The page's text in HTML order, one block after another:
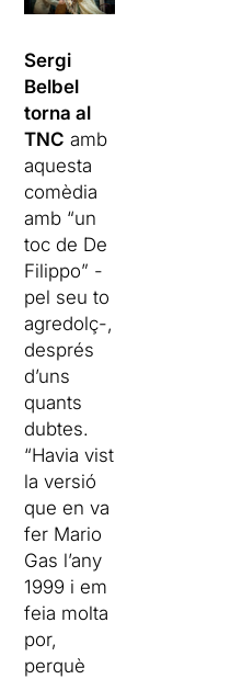
Sergi
Belbel
torna al
TNC amb
aquesta
comèdia
amb “un
toc de De
Filippo” -
pel seu to
agredolç-,
després
d’uns
quants
dubtes.
“Havia vist
la versió
que en va
fer Mario
Gas l’any
1999 i em
feia molta
por,
perquè